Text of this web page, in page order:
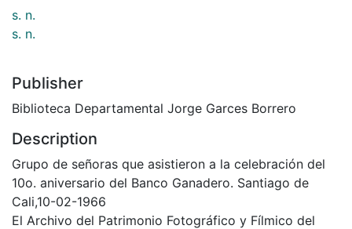
s. n.
s. n.
Publisher
Biblioteca Departamental Jorge Garces Borrero
Description
Grupo de señoras que asistieron a la celebración del
10o. aniversario del Banco Ganadero. Santiago de
Cali,10-02-1966
El Archivo del Patrimonio Fotográfico y Fílmico del